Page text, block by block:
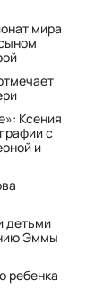
мира
Ксения
с
и
детьми
Эммы
ребенка